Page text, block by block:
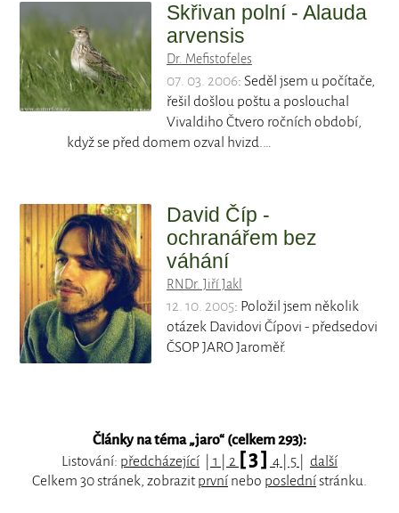
Skřivan polní - Alauda
arvensis
Dr. Mefistofeles
07. 03. 2006: Seděl jsem u počítače,
řešil došlou poštu a poslouchal
Vivaldiho Čtvero ročních období,
když se před domem ozval hvizd.…
David Číp -
ochranářem bez
váhání
RNDr. Jiří Jakl
12. 10. 2005: Položil jsem několik
otázek Davidovi Čípovi - předsedovi
ČSOP JARO Jaroměř.
Články na téma „jaro“ (celkem 293):
Listování: předcházející 1 2 [ 3 ] 4 5
další
Celkem 30 stránek, zobrazitprvní nebo poslednístránku.